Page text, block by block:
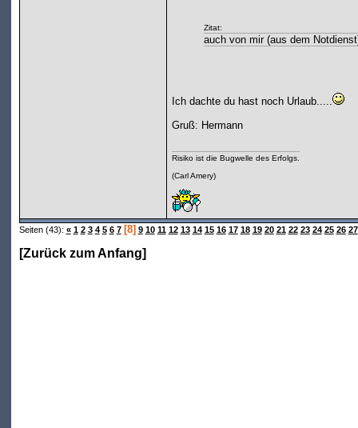
Zitat:
auch von mir (aus dem
Ich dachte du hast noch Urlaub.....
Gruß: Hermann
Risiko ist die Bugwelle des Erfolgs.
(Carl Amery)
Seiten (43): « 1 2 3 4 5 6 7 [8] 9 10 11 12 13 14 15 16 17 18 19 20 21 22 23 24 25 26 27
[Zurück zum Anfang]